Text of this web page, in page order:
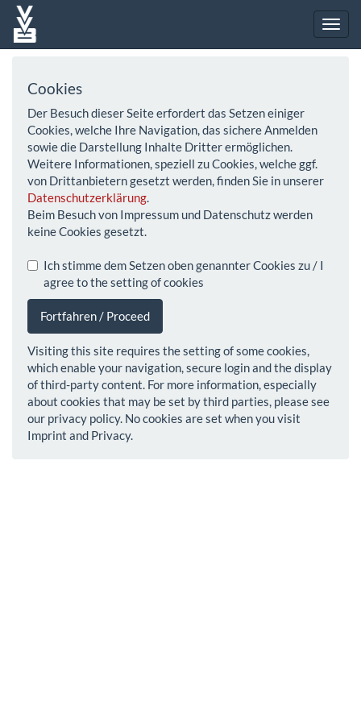
Cookies
Der Besuch dieser Seite erfordert das Setzen einiger
Cookies, welche Ihre Navigation, das sichere Anmelden
sowie die Darstellung Inhalte Dritter ermöglichen.
Weitere Informationen, speziell zu Cookies, welche ggf.
von Drittanbietern gesetzt werden, finden Sie in unserer
Datenschutzerklärung.
Beim Besuch von Impressum und Datenschutz werden
keine Cookies gesetzt.
Ich stimme dem Setzen oben genannter Cookies zu / I
agree to the setting of cookies
Fortfahren / Proceed
Visiting this site requires the setting of some cookies,
which enable your navigation, secure login and the display
of third-party content. For more information, especially
about cookies that may be set by third parties, please see
our privacy policy. No cookies are set when you visit
Imprint and Privacy.